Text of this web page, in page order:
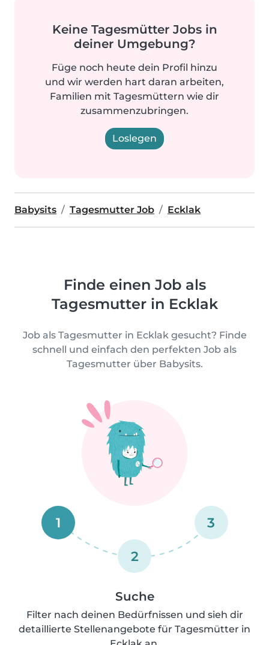
Keine Tagesmütter Jobs in
deiner Umgebung?
Füge noch heute dein Profil hinzu
und wir werden hart daran arbeiten,
Familien mit Tagesmüttern wie dir
zusammenzubringen.
Loslegen
Babysits Tagesmutter Job Ecklak
Finde einen Job als
Tagesmutter in Ecklak
Job als Tagesmutter in Ecklak gesucht? Finde
schnell und einfach den perfekten Job als
Tagesmutter über Babysits.
1
2
3
Suche
Filter nach deinen Bedürfnissen und sieh dir
detaillierte Stellenangebote für Tagesmütter in